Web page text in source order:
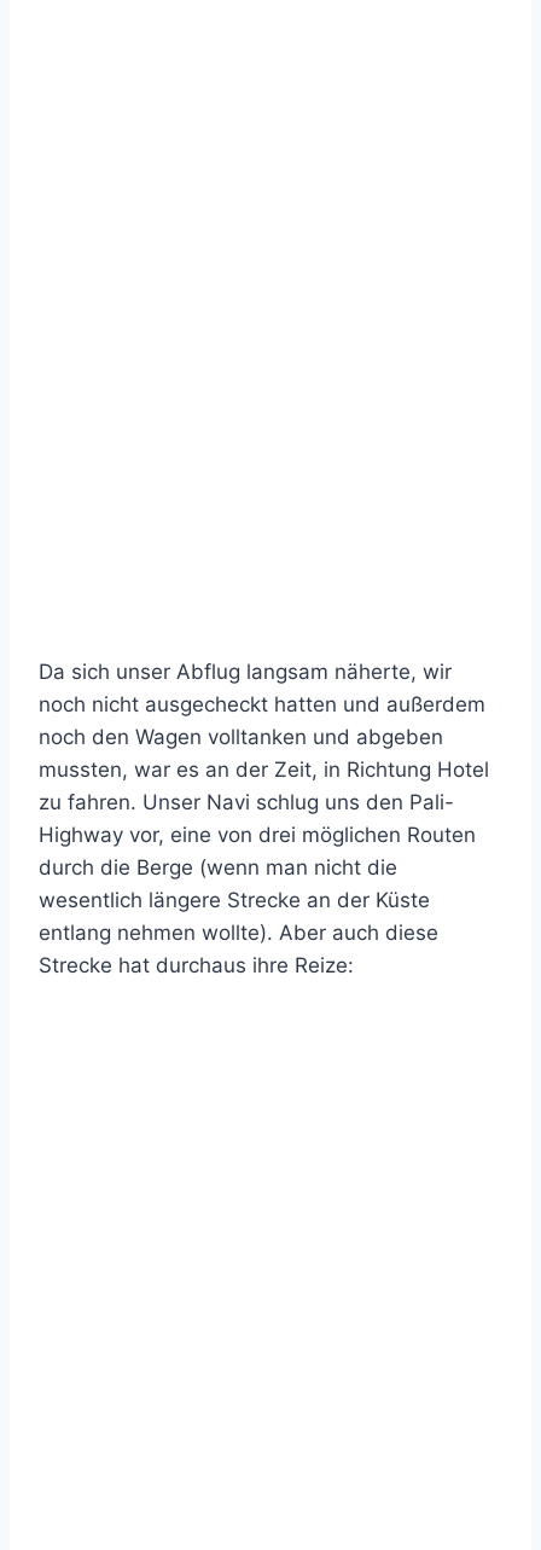
Da sich unser Abflug langsam näherte, wir
noch nicht ausgecheckt hatten und außerdem
noch den Wagen volltanken und abgeben
mussten, war es an der Zeit, in Richtung Hotel
zu fahren. Unser Navi schlug uns den Pali-
Highway vor, eine von drei möglichen Routen
durch die Berge (wenn man nicht die
wesentlich längere Strecke an der Küste
entlang nehmen wollte). Aber auch diese
Strecke hat durchaus ihre Reize: